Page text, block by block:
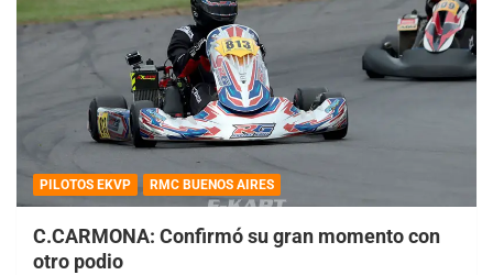
PILOTOS EKVP RMC BUENOS AIRES
C.CARMONA: Confirmó su gran momento con
otro podio